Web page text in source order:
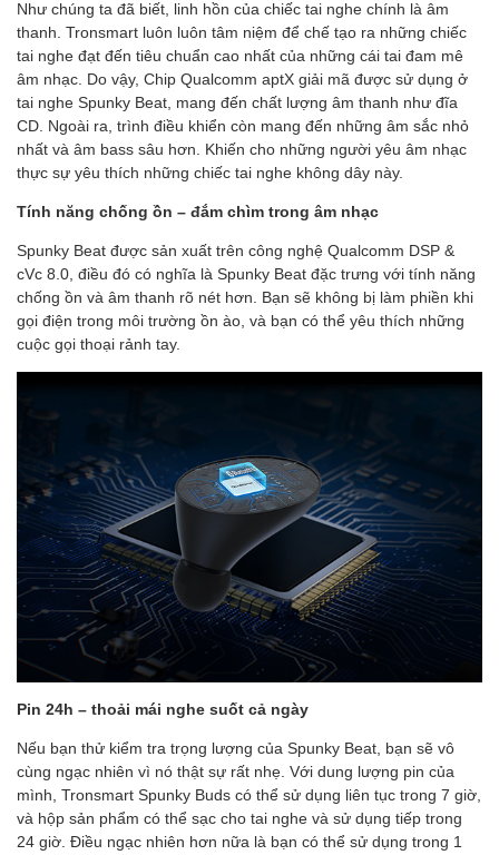
Như chúng ta đã biết, linh hồn của chiếc tai nghe chính là âm
thanh. Tronsmart luôn luôn tâm niệm để chế tạo ra những chiếc
tai nghe đạt đến tiêu chuẩn cao nhất của những cái tai đam mê
âm nhạc. Do vậy, Chip Qualcomm aptX giải mã được sử dụng ở
tai nghe Spunky Beat, mang đến chất lượng âm thanh như đĩa
CD. Ngoài ra, trình điều khiển còn mang đến những âm sắc nhỏ
nhất và âm bass sâu hơn. Khiến cho những người yêu âm nhạc
thực sự yêu thích những chiếc tai nghe không dây này.
Tính năng chống ồn – đắm chìm trong âm nhạc
Spunky Beat được sản xuất trên công nghệ Qualcomm DSP &
cVc 8.0, điều đó có nghĩa là Spunky Beat đặc trưng với tính năng
chống ồn và âm thanh rõ nét hơn. Bạn sẽ không bị làm phiền khi
gọi điện trong môi trường ồn ào, và bạn có thể yêu thích những
cuộc gọi thoại rảnh tay.
Pin 24h – thoải mái nghe suốt cả ngày
Nếu bạn thử kiểm tra trọng lượng của Spunky Beat, bạn sẽ vô
cùng ngạc nhiên vì nó thật sự rất nhẹ. Với dung lượng pin của
mình, Tronsmart Spunky Buds có thể sử dụng liên tục trong 7 giờ,
và hộp sản phẩm có thể sạc cho tai nghe và sử dụng tiếp trong
24 giờ. Điều ngạc nhiên hơn nữa là bạn có thể sử dụng trong 1